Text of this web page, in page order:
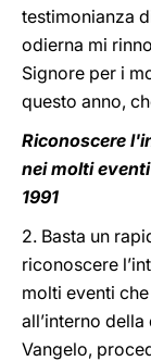
testimonianza
odierna mi
Signore per i
questo anno,
Riconoscere
nei molti
1991
2. Basta un
riconoscere
molti eventi
all’interno
Vangelo,